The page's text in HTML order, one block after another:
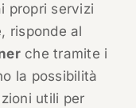
propri servizi
risponde al
che tramite i
la possibilità
utili per